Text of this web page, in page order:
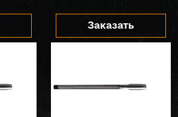
Заказать